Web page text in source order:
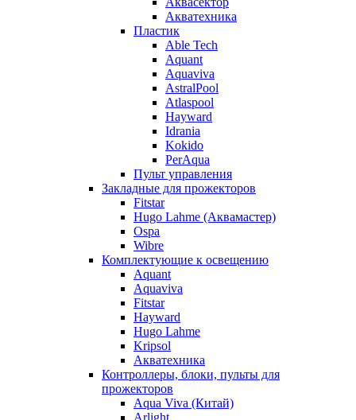
Акватехника
Пластик
Able Tech
Aquant
Aquaviva
AstralPool
Atlaspool
Hayward
Idrania
Kokido
PerAqua
Пульт управления
Закладные для прожекторов
Fitstar
Hugo Lahme (Аквамастер)
Ospa
Wibre
Комплектующие к освещению
Aquant
Aquaviva
Fitstar
Hayward
Hugo Lahme
Kripsol
Акватехника
Контроллеры, блоки, пульты для
прожекторов
Aqua Viva (Китай)
Arlight